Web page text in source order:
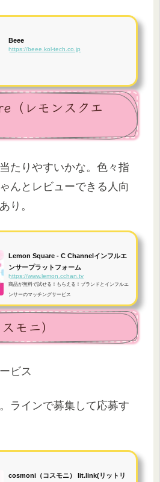
Beee
https://beee.kol-tech.co.jp
（レモンスクエ
たりやすいかな。色々指
んとレビューできる人向
り。
Lemon Square - C Channelインフルエ
ンサープラットフォーム
https://www.lemon.cchan.tv
商品が無料で試せる！もらえる！ブランドとインフルエ
ンサーのマッチングサービス
モニ）
ビス
ラインで募集して応募す
cosmoni（コスモニ） lit.link(リットリ